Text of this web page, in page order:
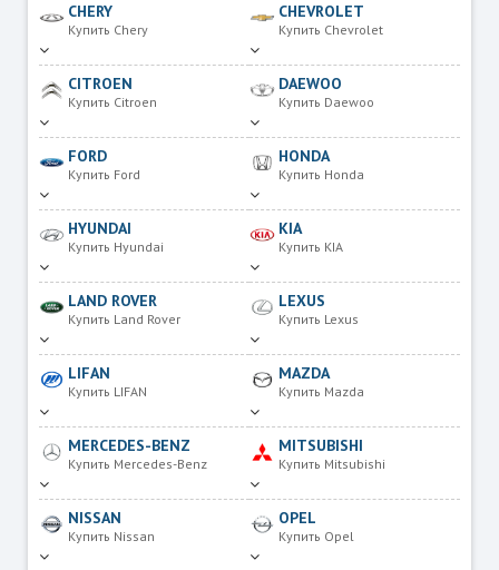
CHERY
Купить Chery
CHEVROLET
Купить Chevrolet
CITROEN
Купить Citroen
DAEWOO
Купить Daewoo
FORD
Купить Ford
HONDA
Купить Honda
HYUNDAI
Купить Hyundai
KIA
Купить KIA
LAND ROVER
Купить Land Rover
LEXUS
Купить Lexus
LIFAN
Купить LIFAN
MAZDA
Купить Mazda
MERCEDES-BENZ
Купить Mercedes-Benz
MITSUBISHI
Купить Mitsubishi
NISSAN
Купить Nissan
OPEL
Купить Opel